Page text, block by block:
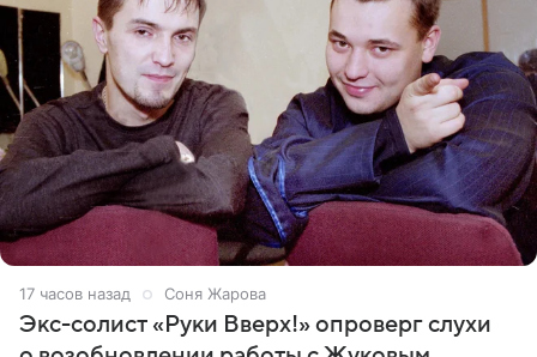
17 часов назад Соня Жарова
Экс-солист «Руки Вверх!» опроверг слухи